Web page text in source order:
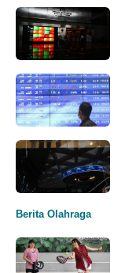
Berita Olahraga